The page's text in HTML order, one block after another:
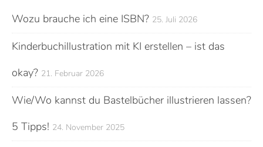
Wozu brauche ich eine ISBN? 25. Juli 2026
Kinderbuchillustration mit KI erstellen – ist das
okay? 21. Februar 2026
Wie/Wo kannst du Bastelbücher illustrieren lassen?
5 Tipps! 24. November 2025